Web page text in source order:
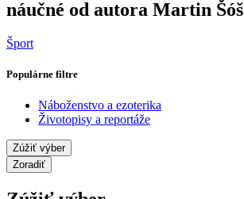
náučné od autora Martin Šóš
Šport
Populárne filtre
Náboženstvo a ezoterika
Životopisy a reportáže
Zúžiť výber
Zoradiť